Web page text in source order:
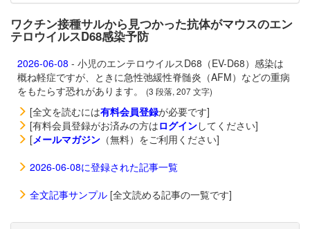
ワクチン接種サルから見つかった抗体がマウスのエン
テロウイルスD68感染予防
2026-06-08 - 小児のエンテロウイルスD68（EV-D68）感染は
概ね軽症ですが、ときに急性弛緩性脊髄炎（AFM）などの重病
をもたらす恐れがあります。
(3 段落, 207 文字)
[全文を読むには有料会員登録が必要です]
[有料会員登録がお済みの方はログインしてください]
[メールマガジン （無料）をご利用ください]
2026-06-08に登録された記事一覧
全文記事サンプル [全文読める記事の一覧です]